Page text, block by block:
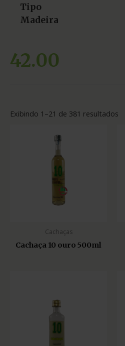
Tipo
Madeira
42.00
Exibindo 1–21 de 381 resultados
Cachaças
Cachaça 10 ouro 500ml